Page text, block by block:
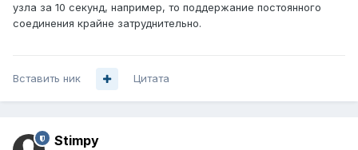
узла за 10 секунд, например, то поддержание постоянного
соединения крайне затруднительно.
Вставить ник Цитата
Stimpy